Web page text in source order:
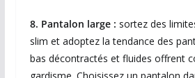
8. Pantalon large : sortez des
slim et adoptez la tendance des
bas décontractés et fluides offrent